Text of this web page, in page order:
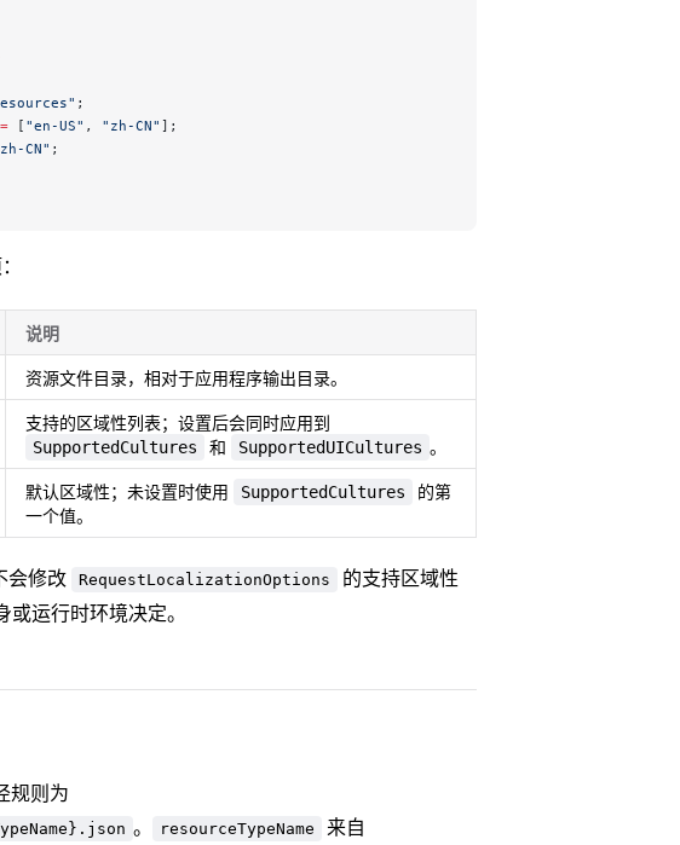
;
= [ "en-US" , "zh-CN" ];
CN" ;
说明
资源文件目录，相对于应用程序输出目录。
支持的区域性列表；设置后会同时应用到
SupportedCultures 和 SupportedUICultures 。
默认区域性；未设置时使用 SupportedCultures
的第
一个值。
会修改 RequestLocalizationOptions
的支持区域性
运行时环境决定。
规则为
。 resourceTypeName 来自